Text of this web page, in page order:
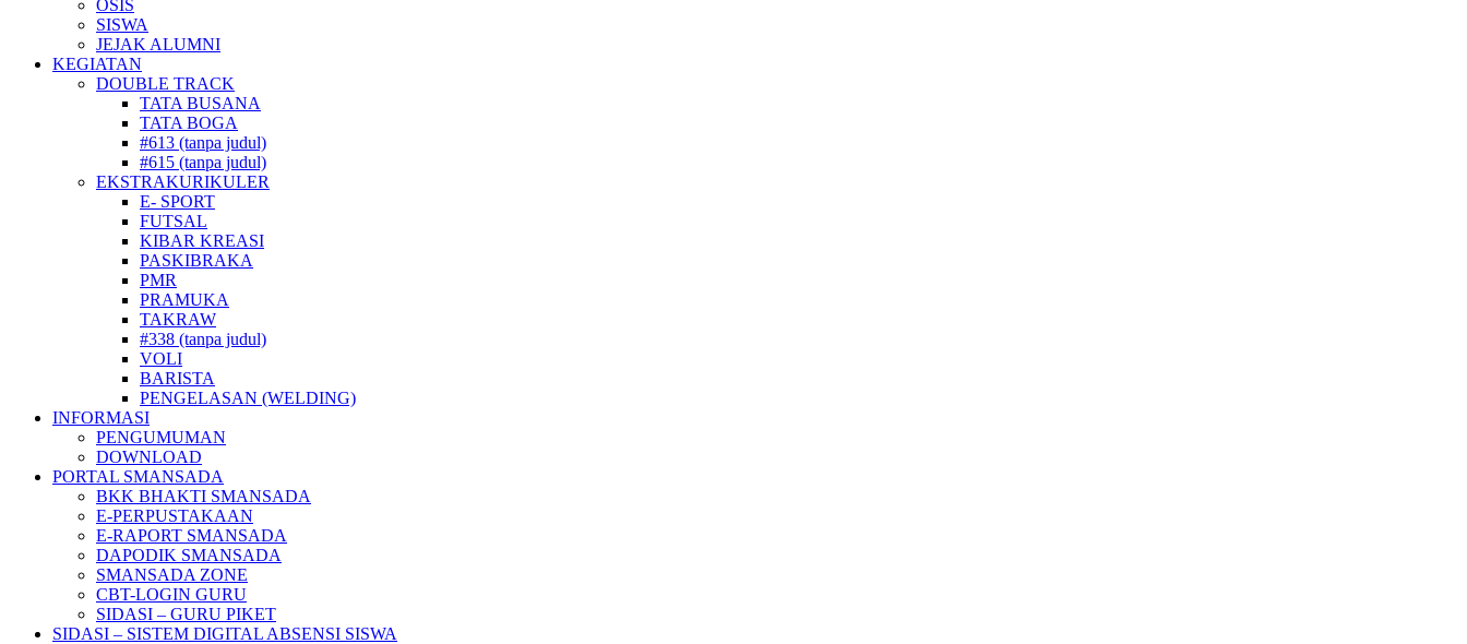
OSIS
SISWA
JEJAK ALUMNI
KEGIATAN
DOUBLE TRACK
TATA BUSANA
TATA BOGA
#613 (tanpa judul)
#615 (tanpa judul)
EKSTRAKURIKULER
E- SPORT
FUTSAL
KIBAR KREASI
PASKIBRAKA
PMR
PRAMUKA
TAKRAW
#338 (tanpa judul)
VOLI
BARISTA
PENGELASAN (WELDING)
INFORMASI
PENGUMUMAN
DOWNLOAD
PORTAL SMANSADA
BKK BHAKTI SMANSADA
E-PERPUSTAKAAN
E-RAPORT SMANSADA
DAPODIK SMANSADA
SMANSADA ZONE
CBT-LOGIN GURU
SIDASI – GURU PIKET
SIDASI – SISTEM DIGITAL ABSENSI SISWA